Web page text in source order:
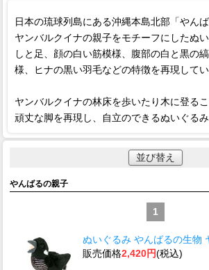
日本の琉球列島にある沖縄本島北部「やん
ヤンバルクイナの親子をモチーフにしたぬ
しと足、顔の白い筋模様、腹部の白と黒の
様、ヒナの黒い羽毛などの特徴を再現してい
ヤンバルクイナの林床を歩いたり木に登る
頑丈な脚を再現し、自立のできるぬいぐるみ
並び替え
やんばるの親子
1
ぬいぐるみ やんばるの生物
販売価格2,420円(税込)